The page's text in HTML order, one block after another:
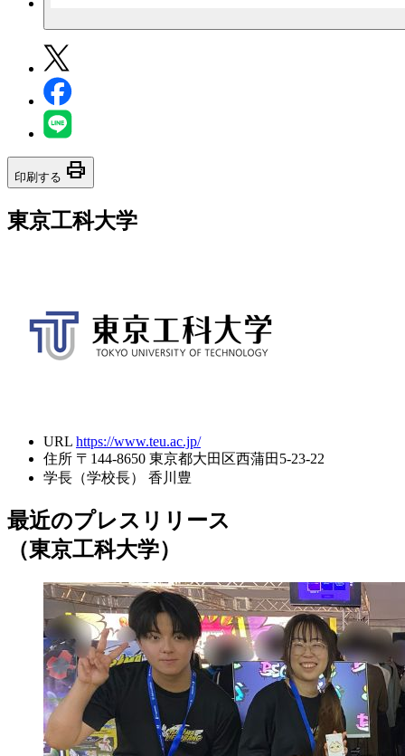
印刷する print
東京工科大学
URL https://www.teu.ac.jp/
住所 〒144-8650 東京都大田区西蒲田5-23-22
学長（学校長）
香川豊
最近のプレスリリース
（東京工科大学）